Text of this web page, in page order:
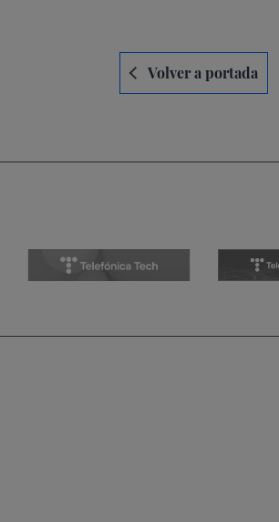
Navegación Volver a portada